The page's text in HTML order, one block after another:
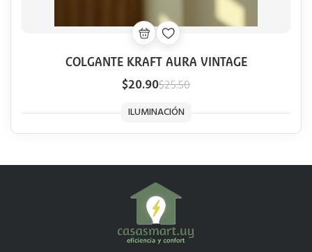
COLGANTE KRAFT AURA VINTAGE
$20.90$25.50
ILUMINACIÓN